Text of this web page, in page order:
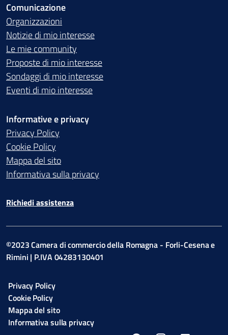
Comunicazione
Organizzazioni
Notizie di mio interesse
Le mie community
Proposte di mio interesse
Sondaggi di mio interesse
Eventi di mio interesse
Informative e privacy
Privacy Policy
Cookie Policy
Mappa del sito
Informativa sulla privacy
Richiedi assistenza
©2023 Camera di commercio della Romagna - Forli-Cesena e
Rimini | P.IVA 04283130401
Privacy Policy
Cookie Policy
Mappa del sito
Informativa sulla privacy